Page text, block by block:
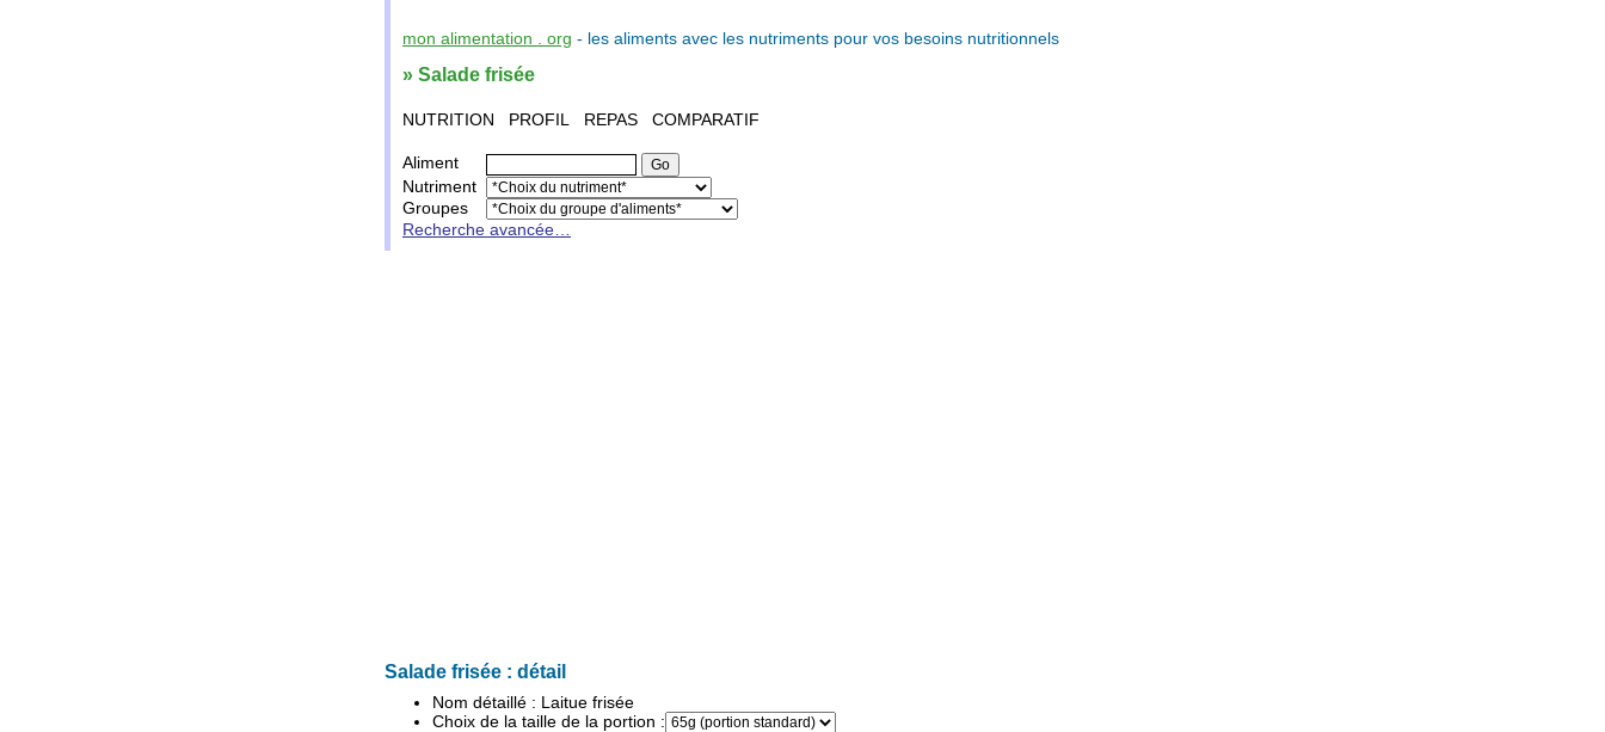
mon alimentation . org - les aliments avec les nutriments pour vos besoins nutritionnels
» Salade frisée
NUTRITION PROFIL REPAS COMPARATIF
Aliment
Nutriment
Groupes
Recherche avancée…
Salade frisée : détail
Nom détaillé : Laitue frisée
Choix de la taille de la portion :